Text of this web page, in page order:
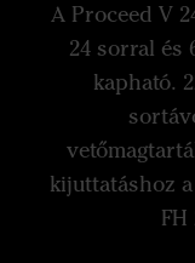
A Proceed V
24 sorral és
kapható.
kijuttatáshoz